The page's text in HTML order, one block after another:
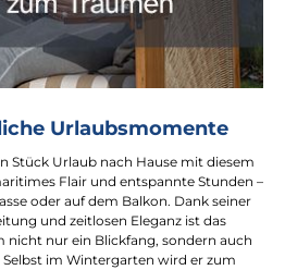
Urlaubsmomente
Stück Urlaub nach Hause mit diesem
Flair und entspannte Stunden –
oder auf dem Balkon. Dank seiner
und zeitlosen Eleganz ist das
nicht nur ein Blickfang, sondern auch
im Wintergarten wird er zum